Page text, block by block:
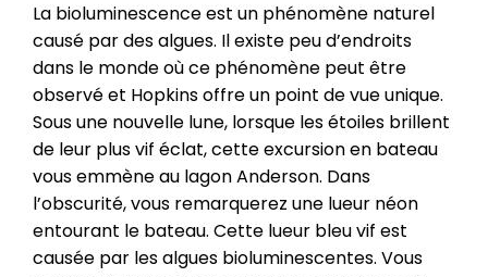
La bioluminescence est un phénomène naturel
causé par des algues. Il existe peu d’endroits
dans le monde où ce phénomène peut être
observé et Hopkins offre un point de vue unique.
Sous une nouvelle lune, lorsque les étoiles brillent
de leur plus vif éclat, cette excursion en bateau
vous emmène au lagon Anderson. Dans
l’obscurité, vous remarquerez une lueur néon
entourant le bateau. Cette lueur bleu vif est
causée par les algues bioluminescentes. Vous